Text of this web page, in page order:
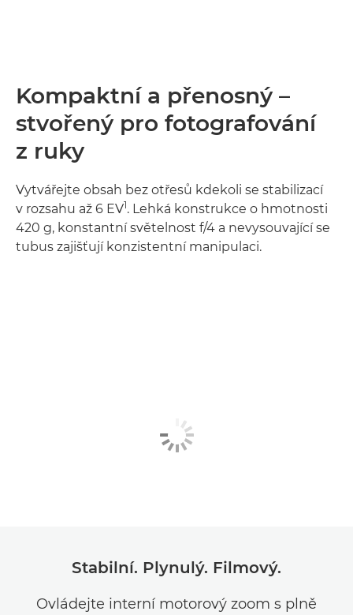
Kompaktní a přenosný –
stvořený pro fotografování
z ruky
Vytvářejte obsah bez otřesů kdekoli se stabilizací
v rozsahu až 6 EV1. Lehká konstrukce o hmotnosti
420 g, konstantní světelnost f/4 a nevysouvající se
tubus zajišťují konzistentní manipulaci.
Stabilní. Plynulý. Filmový.
Ovládejte interní motorový zoom s plně